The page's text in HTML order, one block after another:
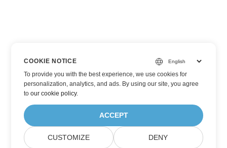
COOKIE NOTICE
To provide you with the best experience, we use cookies for
personalization, analytics, and ads. By using our site, you agree
toour cookie policy.
ACCEPT
CUSTOMIZE DENY